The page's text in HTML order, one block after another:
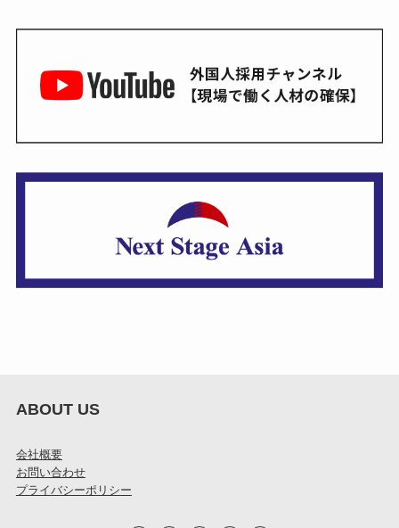
ABOUT US
会社概要
お問い合わせ
プライバシーポリシー